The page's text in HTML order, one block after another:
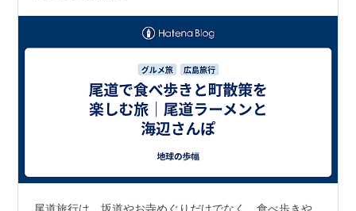
尾道旅行は、坂道やお寺めぐりだけでなく、食べ歩きや